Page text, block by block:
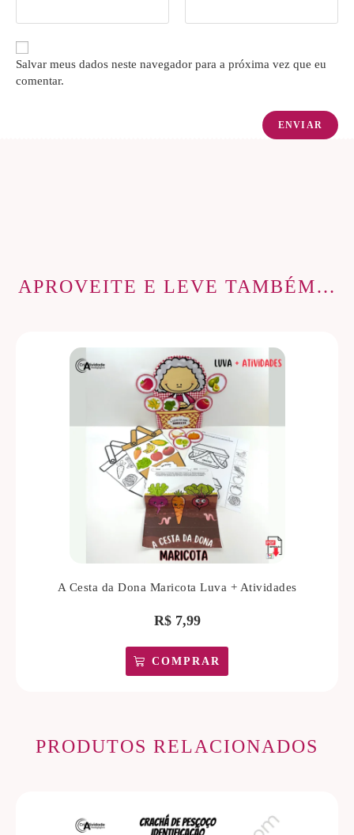
Salvar meus dados neste navegador para a próxima vez que eu
comentar.
APROVEITE E LEVE TAMBÉM…
A Cesta da Dona Maricota Luva + Atividades
R$7,99
COMPRAR
PRODUTOS RELACIONADOS